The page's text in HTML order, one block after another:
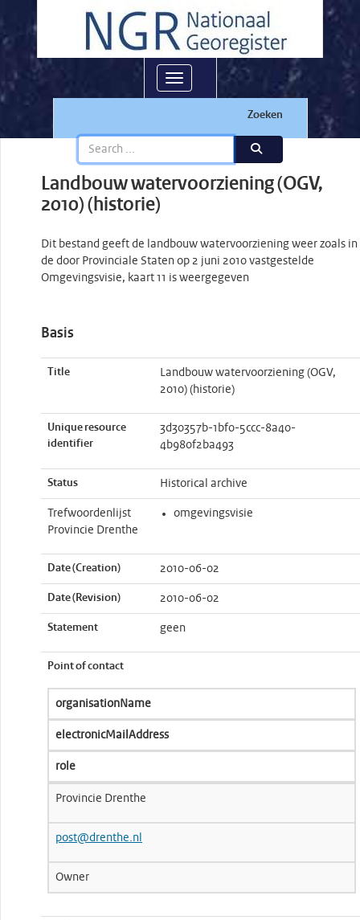
Toggle navigation
Zoeken
Landbouw watervoorziening (OGV,
2010) (historie)
Dit bestand geeft de landbouw watervoorziening weer zoals in
de door Provinciale Staten op 2 juni 2010 vastgestelde
Omgevingsvisie, kaart 11 is weergegeven
Basis
Title
Landbouw watervoorziening (OGV,
2010) (historie)
Unique resource
identifier
3d30357b-1bf0-5ccc-8a40-
4b980f2ba493
Status Historical archive
Trefwoordenlijst
Provincie Drenthe
omgevingsvisie
Date (Creation) 2010-06-02
Date (Revision) 2010-06-02
Statement geen
Point of contact
organisationName
electronicMailAddress
role
Provincie Drenthe
post@drenthe.nl
Owner